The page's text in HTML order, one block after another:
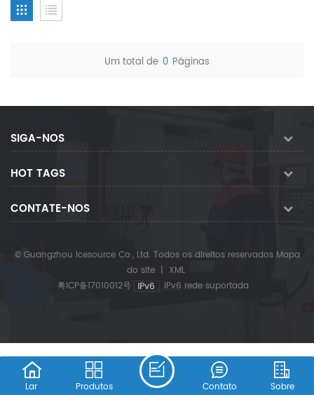
Um total de 0 Páginas
SIGA-NOS
HOT TAGS
CONTATE-NOS
© Guangzhou Icesource Co., Ltd. Todos os direitos reservados Mapa
do site | XML
粤ICP备17010012号
IPv6 rede suportada
Lar Produtos Sobre
Contato